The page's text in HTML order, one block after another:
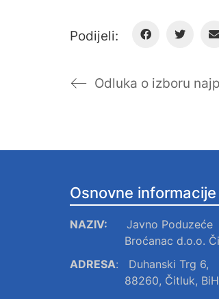
Podijeli:
Osnovne informacije
NAZIV:
Javno Poduzeće
Broćanac d.o.o.
ADRESA:
Duhanski Trg 6,
88260, Čitluk, BiH